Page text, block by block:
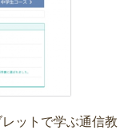
ットで学ぶ通信教